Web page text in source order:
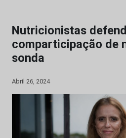
Nutricionistas
comparticipação de
sonda
Abril 26, 2024